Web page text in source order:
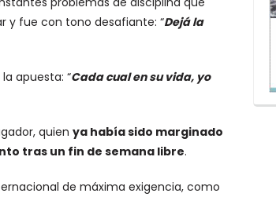
y fue con tono desafiante: “Dejá la
apuesta: “Cada cual en su vida, yo
quien ya había sido marginado
tras un fin de semana libre.
de máxima exigencia, como